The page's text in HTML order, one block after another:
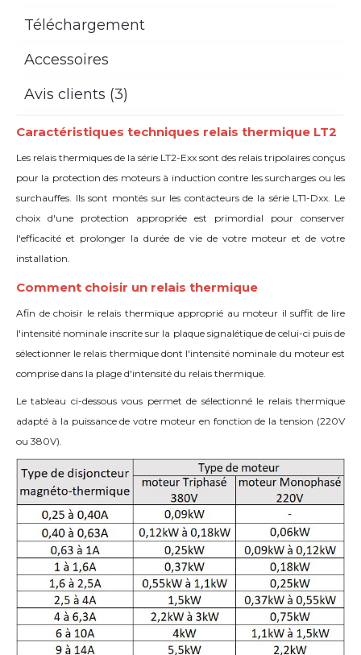
Téléchargement
Accessoires
Avis clients (3)
Caractéristiques techniques relais thermique LT2
Les relais thermiques de la série LT2-Exx sont des relais tripolaires conçus
pour la protection des moteurs à induction contre les surcharges ou les
surchauffes. Ils sont montés sur les contacteurs de la série LT1-Dxx. Le
choix d'une protection appropriée est primordial pour conserver
l'efficacité et prolonger la durée de vie de votre moteur et de votre
installation.
Comment choisir un relais thermique
Afin de choisir le relais thermique approprié au moteur il suffit de lire
l'intensité nominale inscrite sur la plaque signalétique de celui-ci puis de
sélectionner le relais thermique dont l'intensité nominale du moteur est
comprise dans la plage d'intensité du relais thermique.
Le tableau ci-dessous vous permet de sélectionné le relais thermique
adapté à la puissance de votre moteur en fonction de la tension (220V
ou 380V).